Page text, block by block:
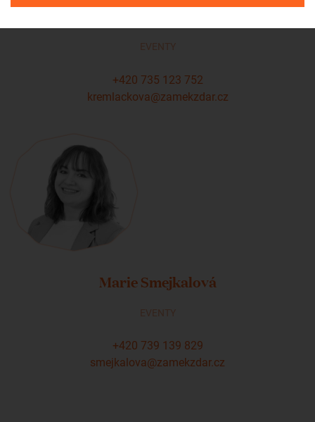
EVENTY
+420 735 123 752
kremlackova@zamekzdar.cz
Marie Smejkalová
EVENTY
+420 739 139 829
smejkalova@zamekzdar.cz